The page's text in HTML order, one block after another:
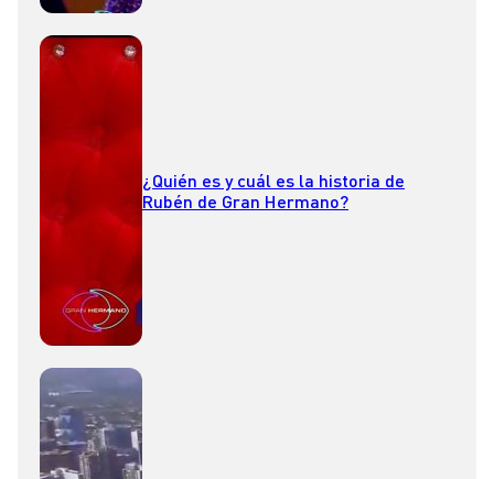
¿Quién es y cuál es la historia de
Rubén de Gran Hermano?